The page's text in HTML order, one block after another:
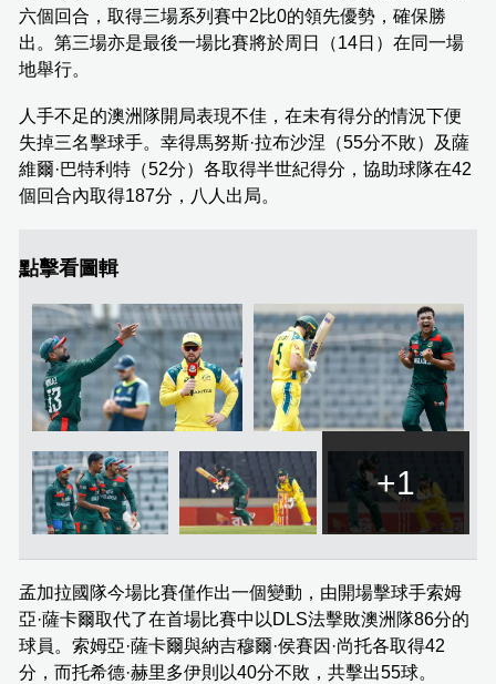
六個回合，取得三場系列賽中2比0的領先優勢，確保勝
出。第三場亦是最後一場比賽將於周日（14日）在同一場
地舉行。
人手不足的澳洲隊開局表現不佳，在未有得分的情況下便
失掉三名擊球手。幸得馬努斯·拉布沙涅（55分不敗）及薩
維爾·巴特利特（52分）各取得半世紀得分，協助球隊在42
個回合內取得187分，八人出局。
點擊看圖輯
+1
孟加拉國隊今場比賽僅作出一個變動，由開場擊球手索姆
亞·薩卡爾取代了在首場比賽中以DLS法擊敗澳洲隊86分的
球員。索姆亞·薩卡爾與納吉穆爾·侯賽因·尚托各取得42
分，而托希德·赫里多伊則以40分不敗，共擊出55球。